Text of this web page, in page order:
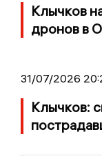
Клычков
дронов в
31/07/2026
Клычков: